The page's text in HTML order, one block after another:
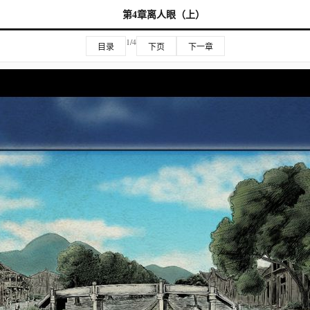
第4章离人眼（上）
目录 1/4 下页 下一章